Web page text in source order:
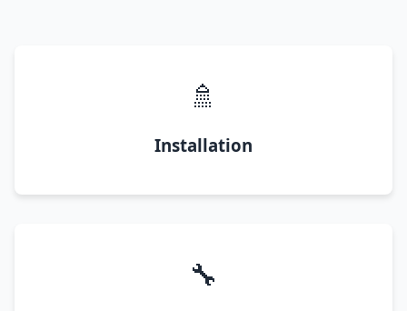
🚿
Installation
🔧